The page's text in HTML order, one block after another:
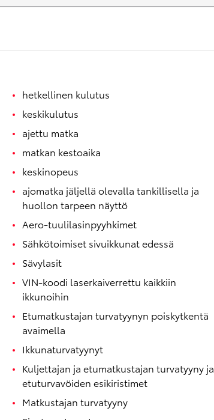
hetkellinen kulutus
keskikulutus
ajettu matka
matkan kestoaika
keskinopeus
ajomatka jäljellä olevalla tankillisella ja
huollon tarpeen näyttö
Aero-tuulilasinpyyhkimet
Sähkötoimiset sivuikkunat edessä
Sävylasit
VIN-koodi laserkaiverrettu kaikkiin
ikkunoihin
Etumatkustajan turvatyynyn poiskytkentä
avaimella
Ikkunaturvatyynyt
Kuljettajan ja etumatkustajan turvatyyny ja
etuturvavöiden esikiristimet
Matkustajan turvatyyny